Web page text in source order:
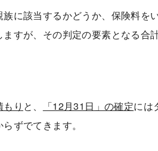
に該当するかどうか、保険料を
すが、その判定の要素となる合
り と、 「12月31日」の確定には
ずでてきます。